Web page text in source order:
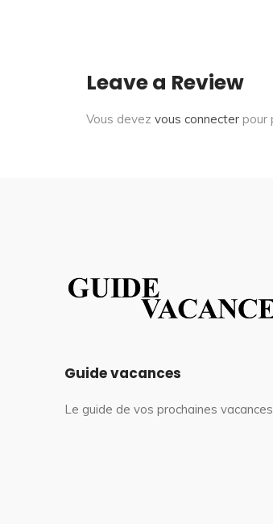
Leave a Review
Vous devez vous connecter pour
Guide vacances
Le guide de vos prochaines